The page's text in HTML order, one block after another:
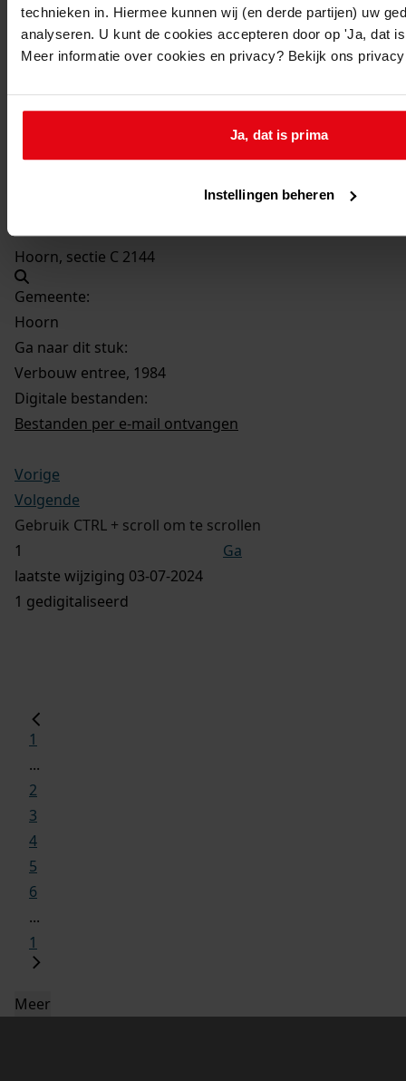
technieken in. Hiermee kunnen wij (en derde partijen) uw
analyseren. U kunt de cookies accepteren door op 'Ja, dat
Meer informatie over cookies en privacy? Bekijk ons
Ja, dat is prima
Instellingen beheren
Beschrijving:
Verbouw entree
Datum vergunning:
04-09-1984
Adres:
Hoorn, De Vang 39
Hoorn, sectie C 2144
Gemeente:
Hoorn
Ga naar dit stuk:
Verbouw entree, 1984
Digitale bestanden:
Bestanden per e-mail ontvangen
Vorige
Volgende
Gebruik CTRL + scroll om te scrollen
Ga
laatste wijziging 03-07-2024
1 gedigitaliseerd
1
...
2
3
4
5
6
...
1
Meer